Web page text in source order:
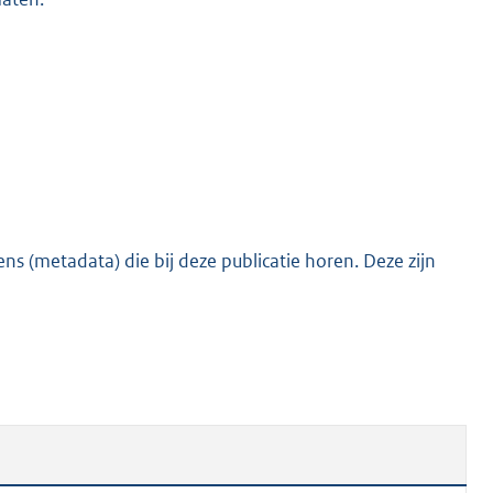
(metadata) die bij deze publicatie horen. Deze zijn